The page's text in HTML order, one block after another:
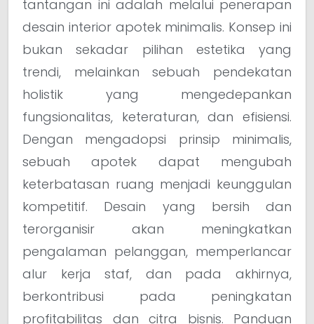
tantangan ini adalah melalui penerapan
desain interior apotek minimalis. Konsep ini
bukan sekadar pilihan estetika yang
trendi, melainkan sebuah pendekatan
holistik yang mengedepankan
fungsionalitas, keteraturan, dan efisiensi.
Dengan mengadopsi prinsip minimalis,
sebuah apotek dapat mengubah
keterbatasan ruang menjadi keunggulan
kompetitif. Desain yang bersih dan
terorganisir akan meningkatkan
pengalaman pelanggan, memperlancar
alur kerja staf, dan pada akhirnya,
berkontribusi pada peningkatan
profitabilitas dan citra bisnis. Panduan